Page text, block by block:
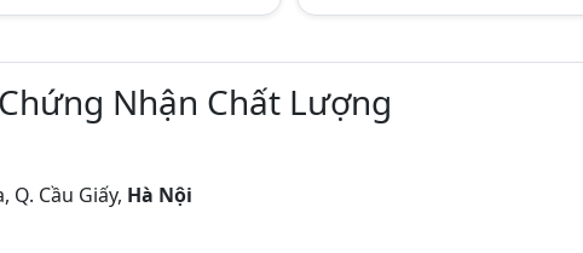
Nhận Chất Lượng
Q. Cầu Giấy, Hà Nội